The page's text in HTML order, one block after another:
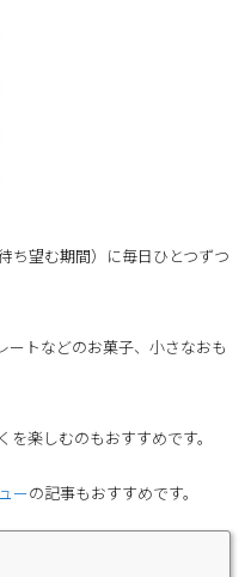
ち望む期間）に毎日ひとつずつ
トなどのお菓子、小さなおも
楽しむのもおすすめです。
ーの記事もおすすめです。